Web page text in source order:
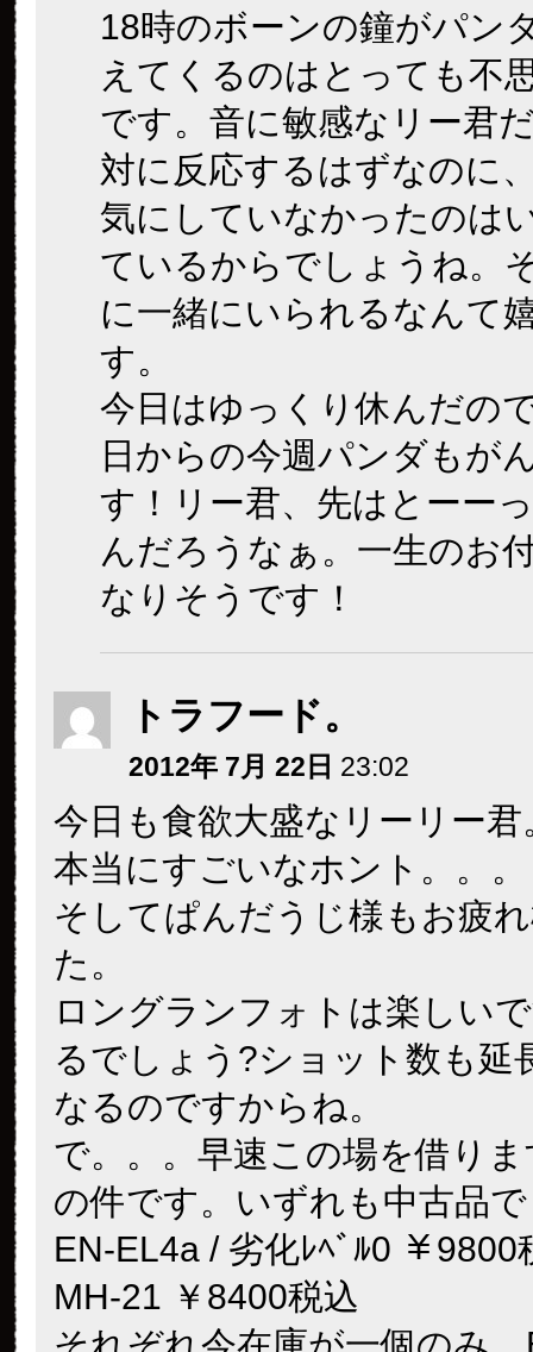
18時のボーンの鐘がパン
えてくるのはとっても不
です。音に敏感なリー君
対に反応するはずなのに
気にしていなかったのは
ているからでしょうね。
に一緒にいられるなんて
す。
今日はゆっくり休んだの
日からの今週パンダもが
す！リー君、先はとーー
んだろうなぁ。一生のお
なりそうです！
トラフード。
2012年 7月 22日 23:02
今日も食欲大盛なリーリー君
本当にすごいなホント。。。
そしてぱんだうじ様もお疲
た。
ロングランフォトは楽しい
るでしょう?ショット数も延
なるのですからね。
で。。。早速この場を借り
の件です。いずれも中古品で
EN-EL4a / 劣化ﾚﾍﾞﾙ0 ￥9800
MH-21 ￥8400税込